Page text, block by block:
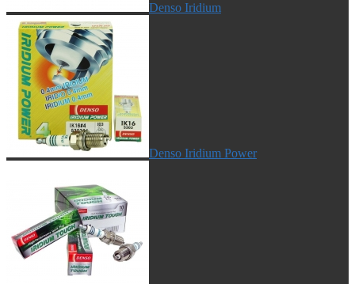
Denso Iridium
Denso Iridium Power